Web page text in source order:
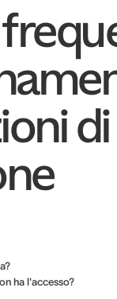
di
ha l'accesso?